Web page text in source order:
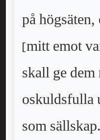
på
[mitt emot
skall ge
oskuldsfulla
som sällskap.